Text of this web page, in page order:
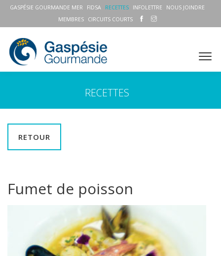
GASPÉSIE GOURMANDE MER FIDSA RECETTES INFOLETTRE
NOUS JOINDRE
MEMBRES
CIRCUITS COURTS
RECETTES
RETOUR
Fumet de poisson